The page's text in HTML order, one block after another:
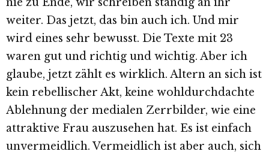
weiter. Das jetzt, das bin auch ich. Und mir
wird eines sehr bewusst. Die Texte mit 23
waren gut und richtig und wichtig. Aber ich
glaube, jetzt zählt es wirklich. Altern an sich ist
kein rebellischer Akt, keine wohldurchdachte
Ablehnung der medialen Zerrbilder, wie eine
attraktive Frau auszusehen hat. Es ist einfach
unvermeidlich. Vermeidlich ist aber auch, sich